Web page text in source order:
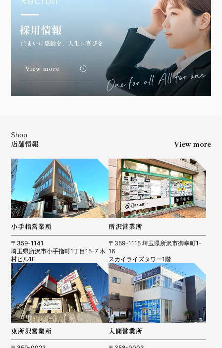
Shop
店舗情報 View more
小手指営業所
〒359-1141
埼玉県所沢市小手指町1丁目15-7 木
村ビル1F
所沢営業所
〒359-1115 埼玉県所沢市御幸町1-
16
スカイライズタワー1階
東所沢営業所 入間営業所